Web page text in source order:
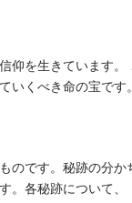
仰を生きています。
いくべき命の宝です。
のです。秘跡の分か
。各秘跡について、